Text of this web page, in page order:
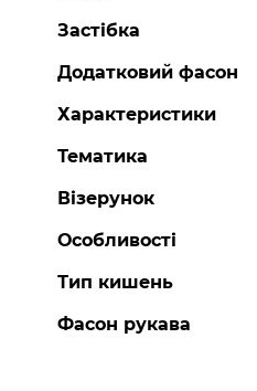
Застібка
Додатковий фасон
Характеристики
Тематика
Візерунок
Особливості
Тип кишень
Фасон рукава